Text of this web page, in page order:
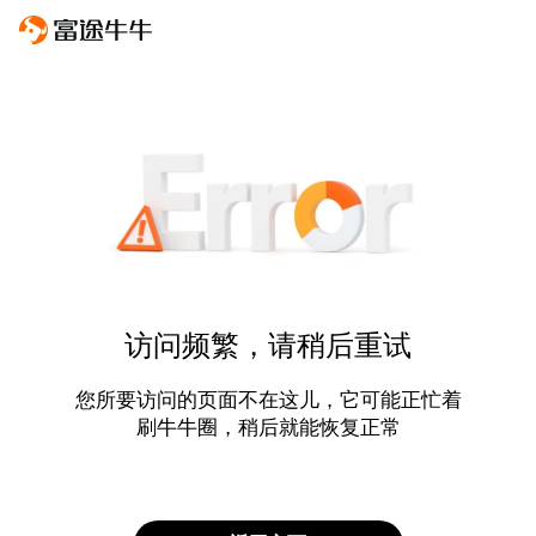
访问频繁，请稍后重试
您所要访问的页面不在这儿，它可能正忙着
刷牛牛圈，稍后就能恢复正常